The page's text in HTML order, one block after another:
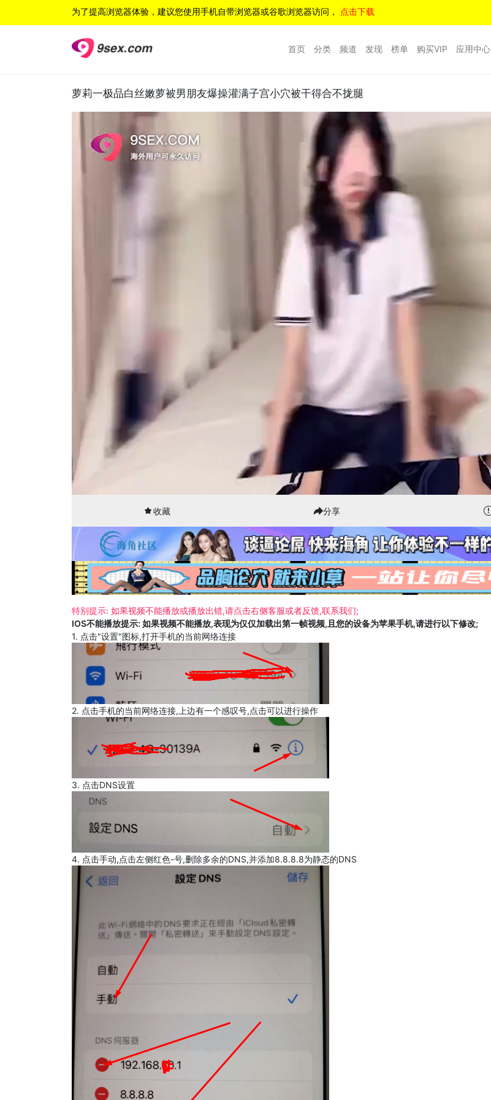
为了提高浏览器体验，建议您使用手机自带浏览器或谷歌浏览器访问， 点击下载
首页 分类 频道 发现 榜单 购买VIP 应用中心
萝莉一极品白丝嫩萝被男朋友爆操灌满子宫小穴被干得合不拢腿
收藏 分享
特别提示: 如果视频不能播放或播放出错,请点击右侧客服或者反馈,联系我们;
IOS不能播放提示: 如果视频不能播放,表现为仅仅加载出第一帧视频,且您的设备为苹果手机,请进行以下修改;
1. 点击"设置"图标,打开手机的当前网络连接
2. 点击手机的当前网络连接,上边有一个感叹号,点击可以进行操作
3. 点击DNS设置
4. 点击手动,点击左侧红色-号,删除多余的DNS,并添加8.8.8.8为静态的DNS